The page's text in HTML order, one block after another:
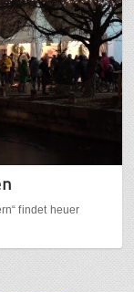
findet heuer